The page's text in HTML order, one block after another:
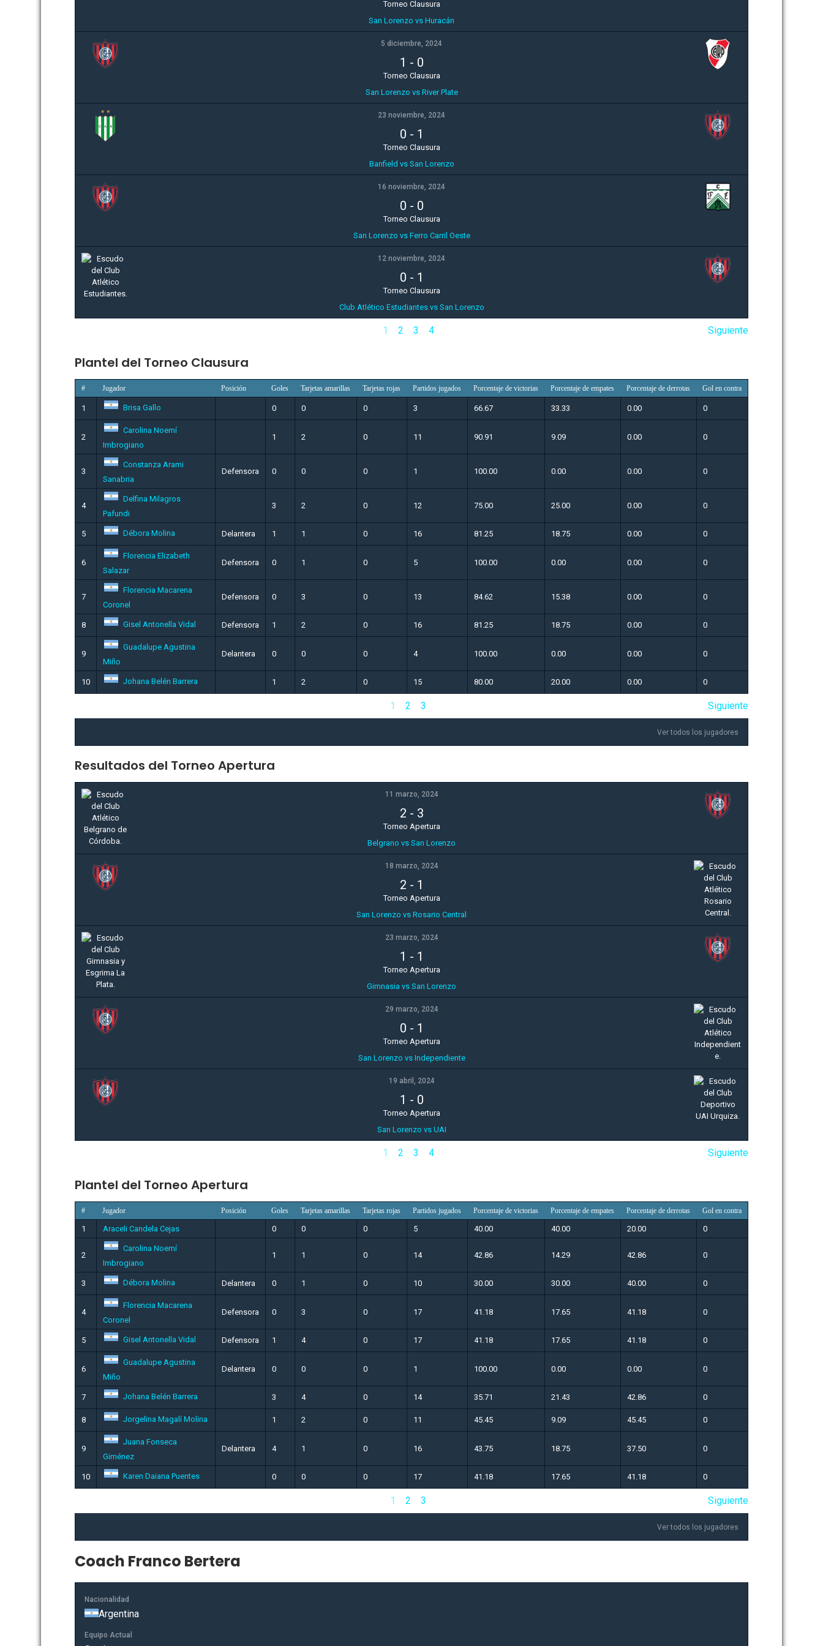
Torneo Clausura
San Lorenzo vs Huracán
5 diciembre, 2024
1 - 0
Torneo Clausura
San Lorenzo vs River Plate
23 noviembre, 2024
0 - 1
Torneo Clausura
Banfield vs San Lorenzo
16 noviembre, 2024
0 - 0
Torneo Clausura
San Lorenzo vs Ferro Carril Oeste
12 noviembre, 2024
0 - 1
Torneo Clausura
Club Atlético Estudiantes vs San Lorenzo
1 2 3 4 Siguiente
Plantel del Torneo Clausura
# Jugador Posición Goles Tarjetas amarillas Tarjetas rojas Partidos jugados Porcentaje de victorias Porcentaje de empates Porcentaje de derrotas Gol en contra
1 Brisa Gallo 0 0 0 3 66.67 33.33 0.00 0
2
Carolina Noemí
Imbrogiano
1 2 0 11 90.91 9.09 0.00 0
3
Constanza Arami
Sanabria
Defensora 0 0 0 1 100.00 0.00 0.00 0
4
Delfina Milagros
Pafundi
3 2 0 12 75.00 25.00 0.00 0
5 Débora Molina Delantera 1 1 0 16 81.25 18.75 0.00 0
6
Florencia Elizabeth
Salazar
Defensora 0 1 0 5 100.00 0.00 0.00 0
7
Florencia Macarena
Coronel
Defensora 0 3 0 13 84.62 15.38 0.00 0
8 Gisel Antonella Vidal Defensora 1 2 0 16 81.25 18.75 0.00 0
9
Guadalupe Agustina
Miño
Delantera 0 0 0 4 100.00 0.00 0.00 0
10 Johana Belén Barrera 1 2 0 15 80.00 20.00 0.00 0
1 2 3 Siguiente
Ver todos los jugadores
Resultados del Torneo Apertura
11 marzo, 2024
2 - 3
Torneo Apertura
Belgrano vs San Lorenzo
18 marzo, 2024
2 - 1
Torneo Apertura
San Lorenzo vs Rosario Central
23 marzo, 2024
1 - 1
Torneo Apertura
Gimnasia vs San Lorenzo
29 marzo, 2024
0 - 1
Torneo Apertura
San Lorenzo vs Independiente
19 abril, 2024
1 - 0
Torneo Apertura
San Lorenzo vs UAI
1 2 3 4 Siguiente
Plantel del Torneo Apertura
# Jugador Posición Goles Tarjetas amarillas Tarjetas rojas Partidos jugados Porcentaje de victorias Porcentaje de empates Porcentaje de derrotas Gol en contra
1 Araceli Candela Cejas 0 0 0 5 40.00 40.00 20.00 0
2
Carolina Noemí
Imbrogiano
1 1 0 14 42.86 14.29 42.86 0
3 Débora Molina Delantera 0 1 0 10 30.00 30.00 40.00 0
4
Florencia Macarena
Coronel
Defensora 0 3 0 17 41.18 17.65 41.18 0
5 Gisel Antonella Vidal Defensora 1 4 0 17 41.18 17.65 41.18 0
6
Guadalupe Agustina
Miño
Delantera 0 0 0 1 100.00 0.00 0.00 0
7 Johana Belén Barrera 3 4 0 14 35.71 21.43 42.86 0
8 Jorgelina Magalí Molina 1 2 0 11 45.45 9.09 45.45 0
9
Juana Fonseca
Giménez
Delantera 4 1 0 16 43.75 18.75 37.50 0
10 Karen Daiana Puentes 0 0 0 17 41.18 17.65 41.18 0
1 2 3 Siguiente
Ver todos los jugadores
Coach Franco Bertera
Nacionalidad
Argentina
Equipo Actual